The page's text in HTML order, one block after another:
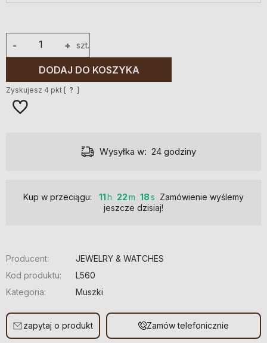
+
- szt.
DODAJ DO KOSZYKA
Zyskujesz 4 pkt [ ? ]
Wysyłka w: 24 godziny
Kup w przeciągu: 11 22 17
Zamówienie wyślemy
jeszcze dzisiaj!
Producent:
JEWELRY & WATCHES
Kod produktu:
L560
Kategoria:
Muszki
zapytaj o produkt Zamów telefonicznie